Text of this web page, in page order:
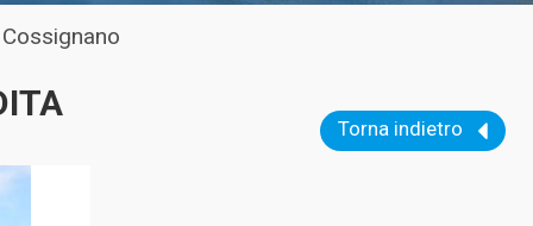
Torna indietro